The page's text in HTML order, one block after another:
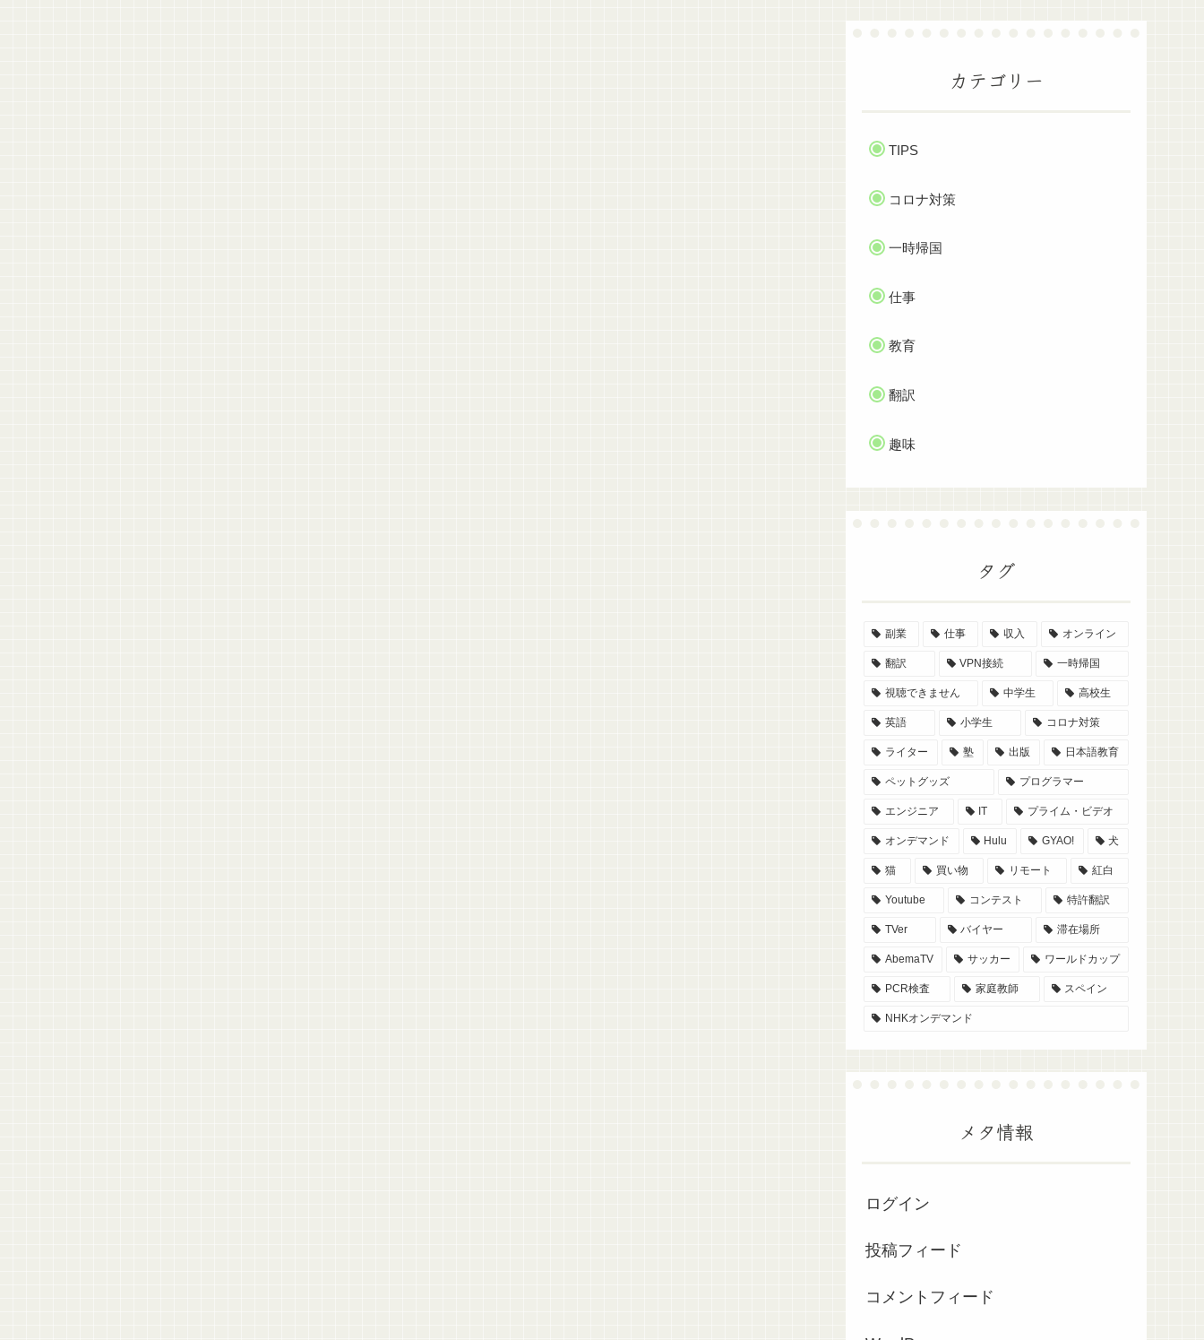
カテゴリー
TIPS
コロナ対策
一時帰国
仕事
教育
翻訳
趣味
タグ
副業 仕事 収入 オンライン
翻訳 VPN接続 一時帰国
視聴できません 中学生 高校生
英語 小学生 コロナ対策
ライター 塾 出版 日本語教育
ペットグッズ プログラマー
エンジニア IT プライム・ビデオ
オンデマンド Hulu GYAO! 犬
猫 買い物 リモート 紅白
Youtube コンテスト 特許翻訳
TVer バイヤー 滞在場所
AbemaTV サッカー ワールドカップ
PCR検査 家庭教師 スペイン
NHKオンデマンド
メタ情報
ログイン
投稿フィード
コメントフィード